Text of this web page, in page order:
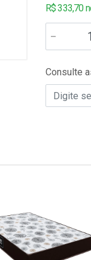
R$ 333,70
Consulte